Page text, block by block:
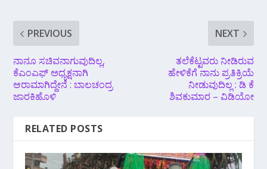
PREVIOUS
ನಾನೂ ಸಚಿವನಾಗುವುದಿಲ್ಲ,
ಕೆಎಂಎಫ್ ಅಧ್ಯಕ್ಷನಾಗಿ
ಆರಾಮಾಗಿದ್ದೇನೆ : ಬಾಲಚಂದ್ರ
ಜಾರಕಿಹೊಳಿ
NEXT
ತಲೆಕೆಟ್ಟವರು ನೀಡಿರುವ
ಹೇಳಿಕೆಗೆ ನಾನು ಪ್ರತಿಕ್ರಿಯೆ
ನೀಡುವುದಿಲ್ಲ : ಡಿ‌ ಕೆ
ಶಿವಕುಮಾರ – ವಿಡಿಯೋ
RELATED POSTS